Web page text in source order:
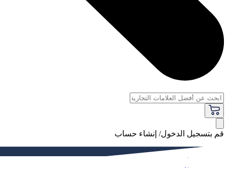
قم بتسجيل الدخول/ إنشاء حساب
فاخر
النساء
الرجال